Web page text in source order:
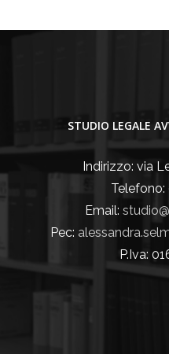
STUDIO LEGALE
Indirizzo: via
Email:
Pec:
P.Iva: